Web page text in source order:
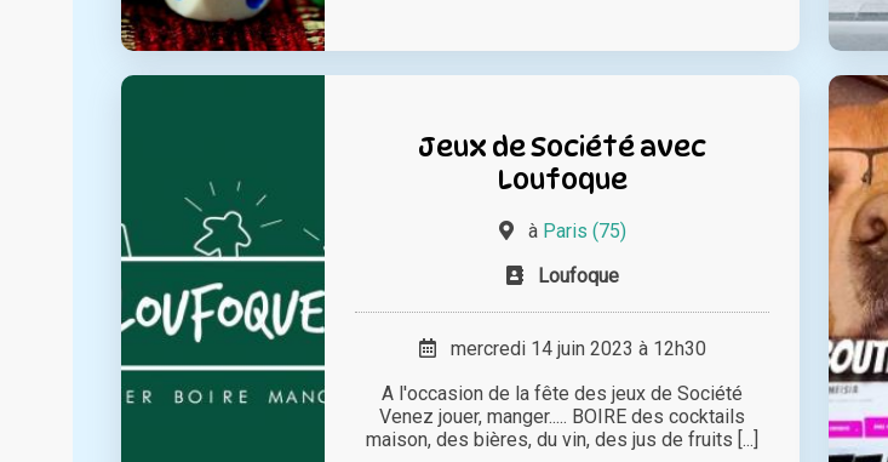
Jeux de Société avec
Loufoque
à Paris (75)
Loufoque
mercredi 14 juin 2023 à 12h30
A l'occasion de la fête des jeux de Société
Venez jouer, manger..... BOIRE des cocktails
maison, des bières, du vin, des jus de fruits [...]